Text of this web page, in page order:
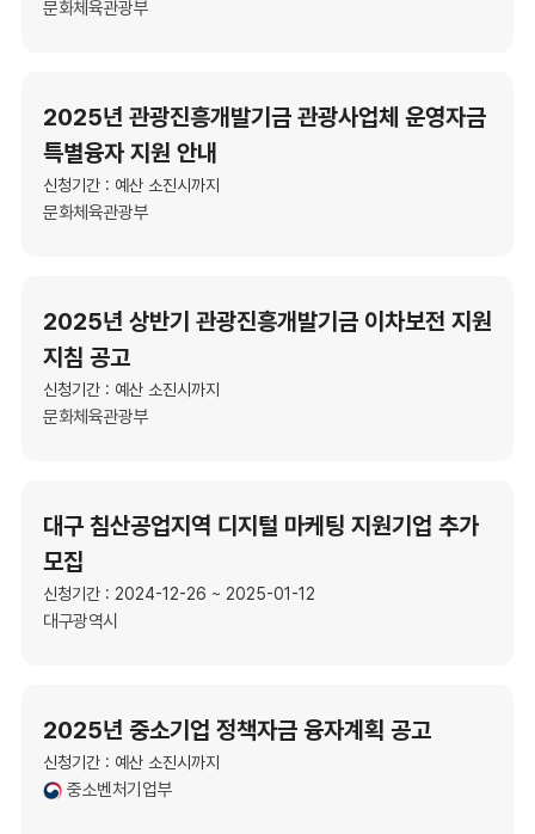
문화체육관광부
2025년 관광진흥개발기금 관광사업체 운영자금
특별융자 지원 안내
신청기간 : 예산 소진시까지
문화체육관광부
2025년 상반기 관광진흥개발기금 이차보전 지원
지침 공고
신청기간 : 예산 소진시까지
문화체육관광부
대구 침산공업지역 디지털 마케팅 지원기업 추가
모집
신청기간 : 2024-12-26 ~ 2025-01-12
대구광역시
2025년 중소기업 정책자금 융자계획 공고
신청기간 : 예산 소진시까지
중소벤처기업부